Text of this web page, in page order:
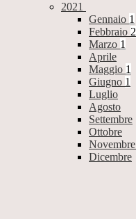
2021
Gennaio 1
Febbraio 2
Marzo 1
Aprile
Maggio 1
Giugno 1
Luglio
Agosto
Settembre
Ottobre
Novembre
Dicembre